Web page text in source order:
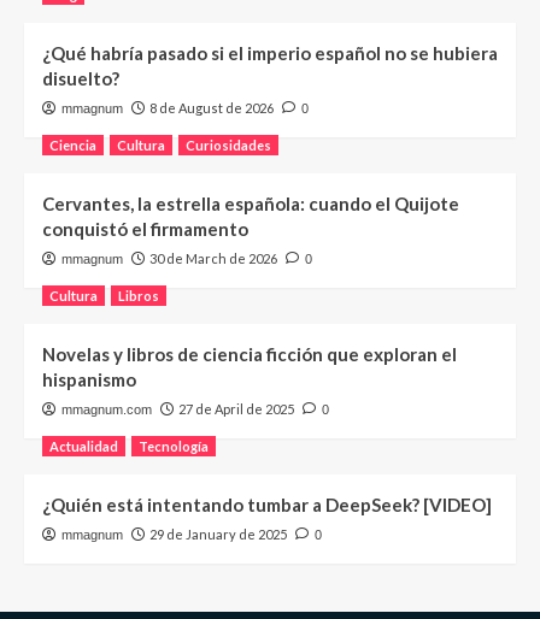
¿Qué habría pasado si el imperio español no se hubiera
disuelto?
mmagnum 8 de August de 2026 0
Ciencia Cultura Curiosidades
Cervantes, la estrella española: cuando el Quijote
conquistó el firmamento
mmagnum 30 de March de 2026 0
Cultura Libros
Novelas y libros de ciencia ficción que exploran el
hispanismo
mmagnum.com 27 de April de 2025 0
Actualidad Tecnología
¿Quién está intentando tumbar a DeepSeek? [VIDEO]
mmagnum 29 de January de 2025 0